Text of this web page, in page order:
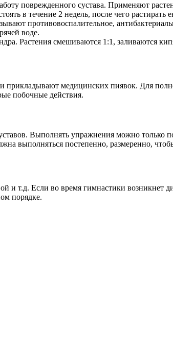
поврежденного сустава. Применяют
в течение 2 недель, после чего растирать
противовоспалительное,
воде.
Растения смешиваются 1:1, заливаются
прикладывают медицинских пиявок. Для
побочные действия.
Выполнять упражнения можно только
выполняться постепенно, размеренно,
и т.д. Если во время гимнастики возникнет
порядке.